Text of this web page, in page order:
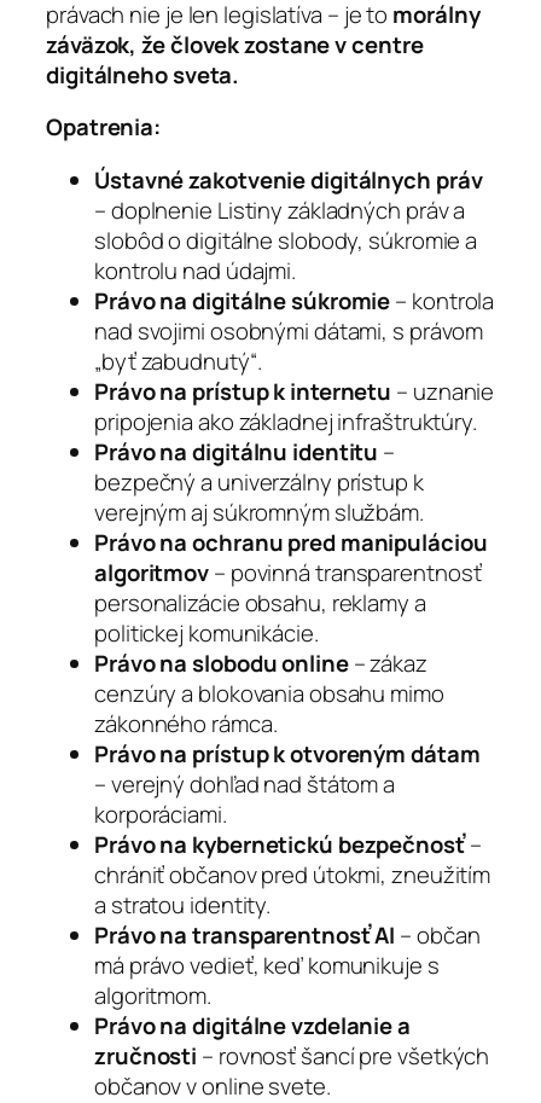
právach nie je len legislatíva – je to morálny
záväzok, že človek zostane v centre
digitálneho sveta.
Opatrenia:
Ústavné zakotvenie digitálnych práv
– doplnenie Listiny základných práv a
slobôd o digitálne slobody, súkromie a
kontrolu nad údajmi.
Právo na digitálne súkromie– kontrola
nad svojimi osobnými dátami, s právom
„byť zabudnutý“.
Právo na prístup k internetu – uznanie
pripojenia ako základnej infraštruktúry.
Právo na digitálnu identitu –
bezpečný a univerzálny prístup k
verejným aj súkromným službám.
Právo na ochranu pred manipuláciou
algoritmov– povinná transparentnosť
personalizácie obsahu, reklamy a
politickej komunikácie.
Právo na slobodu online– zákaz
cenzúry a blokovania obsahu mimo
zákonného rámca.
Právo na prístup k otvoreným dátam
– verejný dohľad nad štátom a
korporáciami.
Právo na kybernetickú bezpečnosť–
chrániť občanov pred útokmi, zneužitím
a stratou identity.
Právo na transparentnosť AI – občan
má právo vedieť, keď komunikuje s
algoritmom.
Právo na digitálne vzdelanie a
zručnosti – rovnosť šancí pre všetkých
občanov v online svete.